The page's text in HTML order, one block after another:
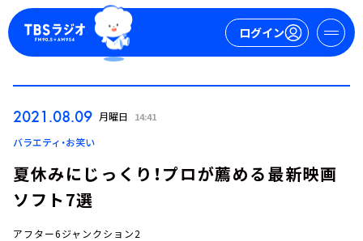
ログイン
ログイン
2021.08.09 月曜日 14:41
バラエティ・お笑い
夏休みにじっくり！プロが薦める最新映画
ソフト7選
アフター6ジャンクション2